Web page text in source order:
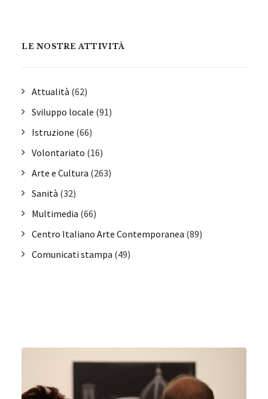
LE NOSTRE ATTIVITÀ
Attualità (62)
Sviluppo locale (91)
Istruzione (66)
Volontariato (16)
Arte e Cultura (263)
Sanità (32)
Multimedia (66)
Centro Italiano Arte Contemporanea (89)
Comunicati stampa (49)